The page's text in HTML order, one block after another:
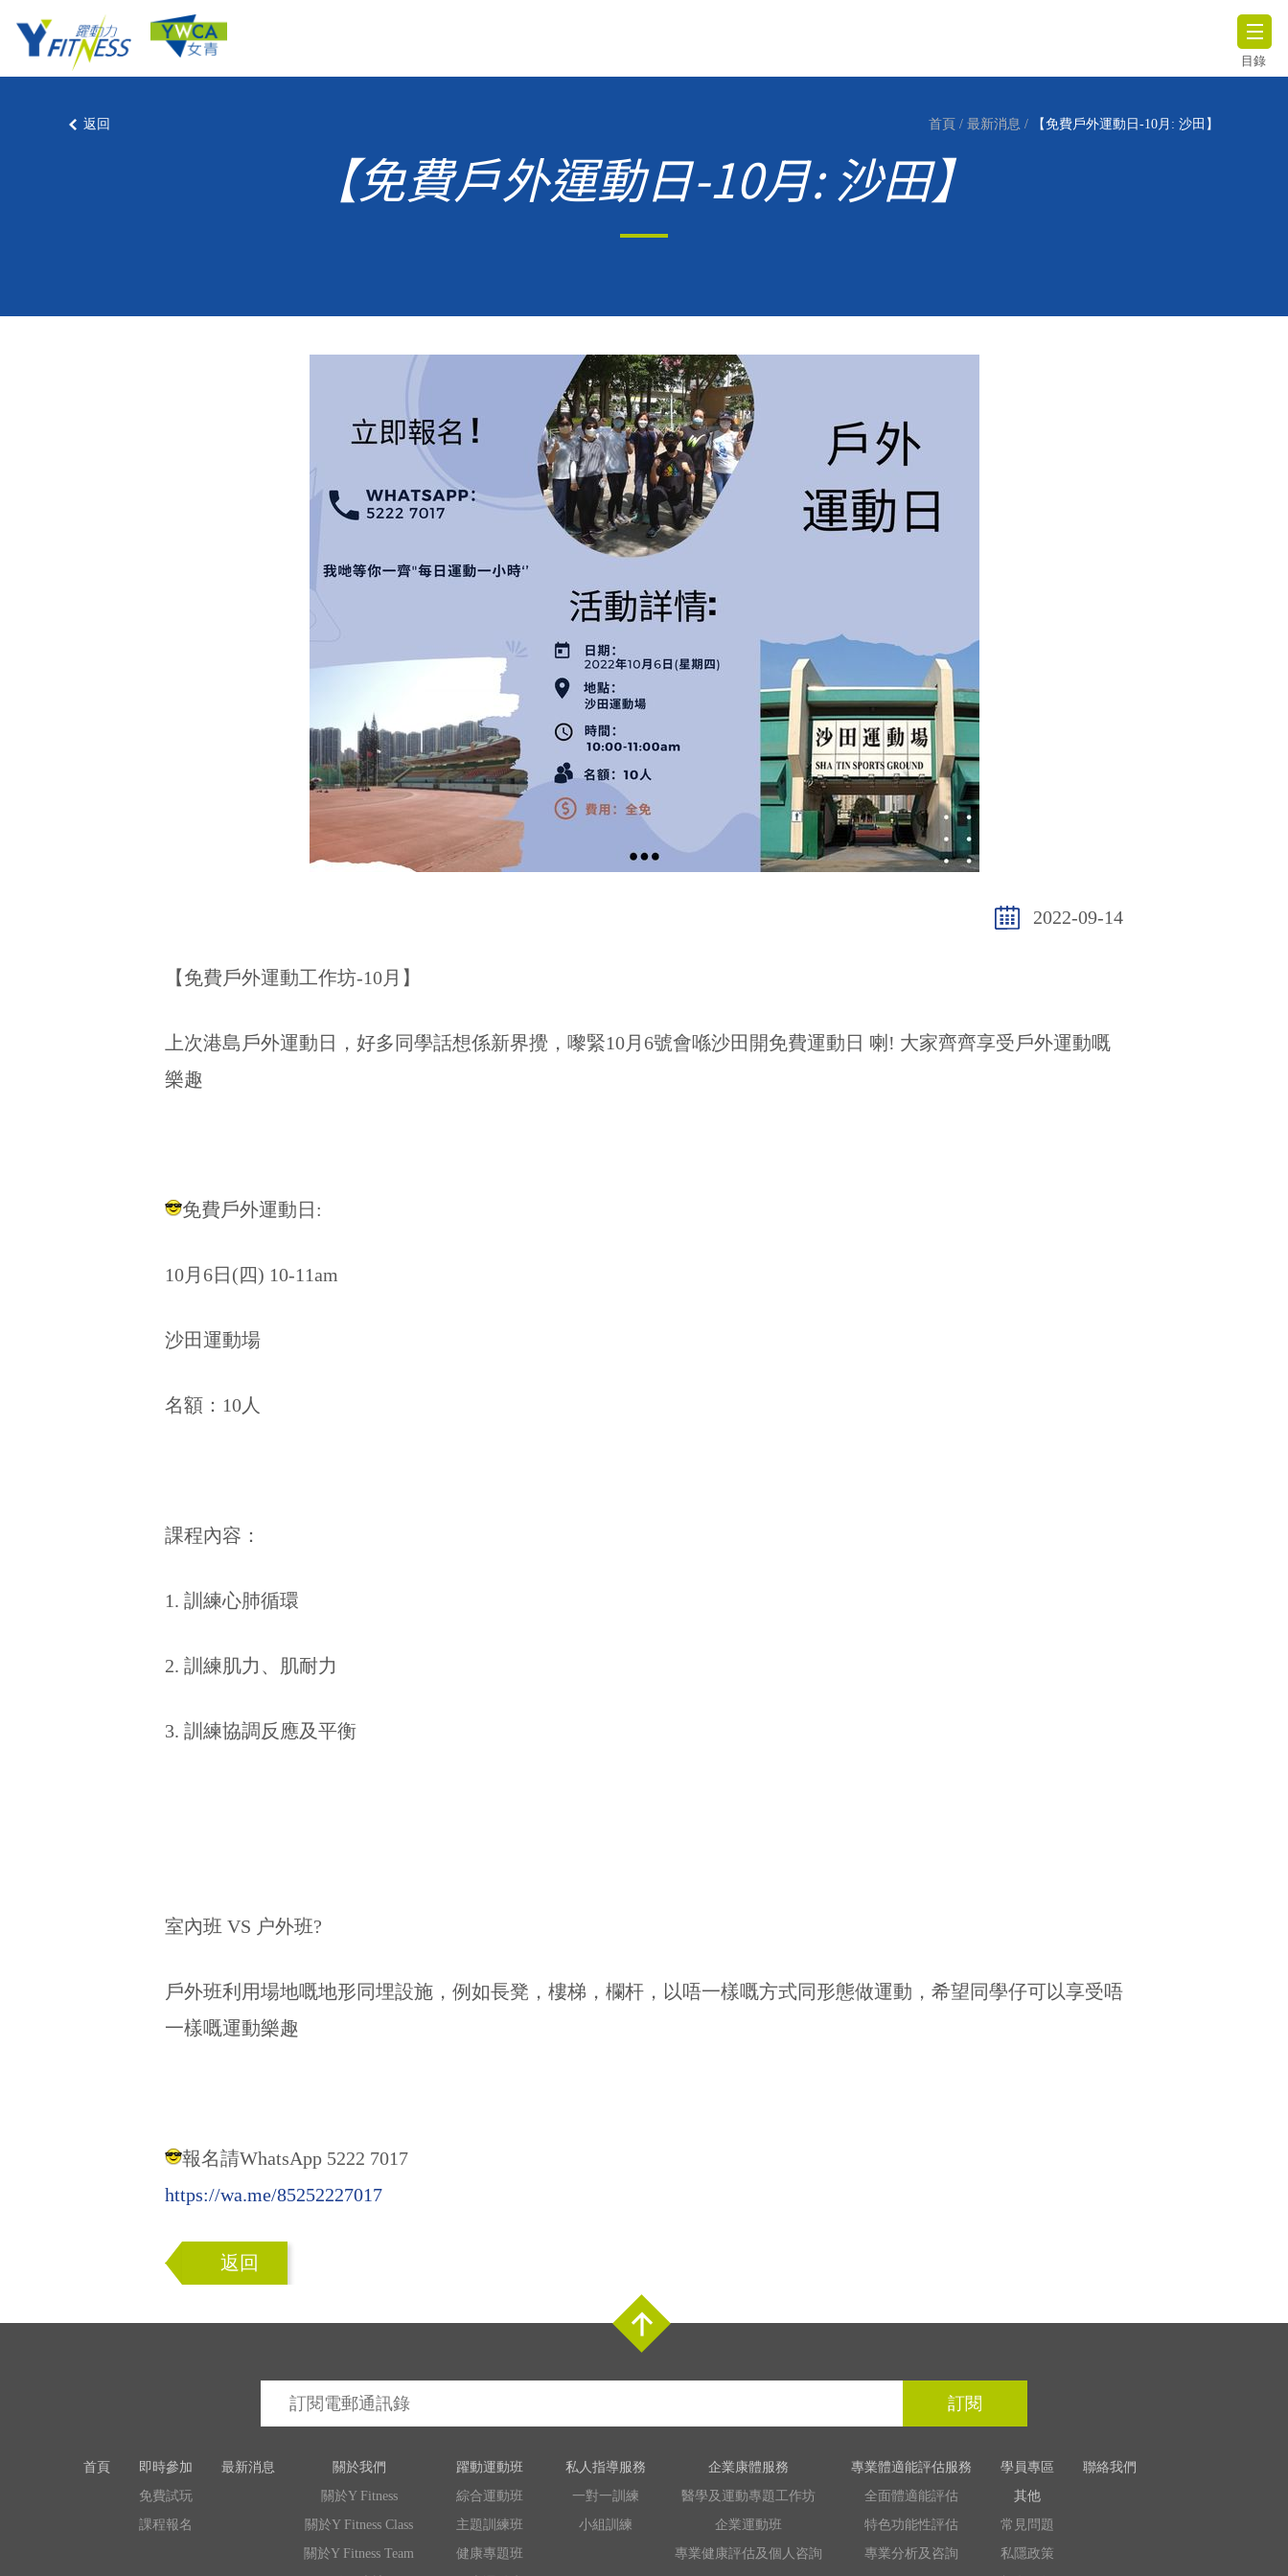
目錄
首頁 / 最新消息 / 【免費戶外運動日-10月: 沙田】
返回
【免費戶外運動日-10月: 沙田】
2022-09-14
【免費戶外運動工作坊-10月】
上次港島戶外運動日，好多同學話想係新界攪，嚟緊10月6號會喺沙田開免費運動日 喇! 大家齊齊享受戶外運動嘅
樂趣
免費戶外運動日:
10月6日(四) 10-11am
沙田運動場
名額：10人
課程內容：
1. 訓練心肺循環
2. 訓練肌力、肌耐力
3. 訓練協調反應及平衡
室內班 VS 户外班?
戶外班利用場地嘅地形同埋設施，例如長凳，樓梯，欄杆，以唔一樣嘅方式同形態做運動，希望同學仔可以享受唔
一樣嘅運動樂趣
報名請WhatsApp 5222 7017
https://wa.me/85252227017
返回
訂閱
首頁
即時參加
免費試玩
課程報名
最新消息
關於我們
關於Y Fitness
關於Y Fitness Class
關於Y Fitness Team
躍動運動班
綜合運動班
主題訓練班
健康專題班
私人指導服務
一對一訓練
小組訓練
企業康體服務
醫學及運動專題工作坊
企業運動班
專業健康評估及個人咨詢
專業體適能評估服務
全面體適能評估
特色功能性評估
專業分析及咨詢
學員專區
聯絡我們
其他
常見問題
私隱政策